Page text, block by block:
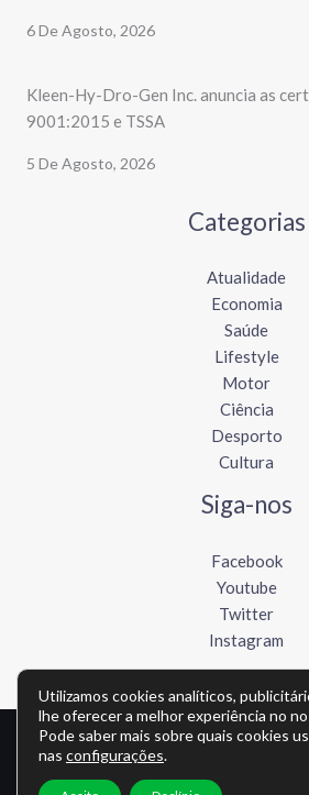
6 De Agosto, 2026
Kleen-Hy-Dro-Gen Inc. anuncia as
9001:2015 e TSSA
5 De Agosto, 2026
Categorias
Atualidade
Economia
Saúde
Lifestyle
Motor
Ciência
Desporto
Cultura
Siga-nos
Facebook
Youtube
Twitter
Instagram
Copyright © Todos os direitos
Utilizamos cookies analíticos,
lhe oferecer a melhor experiência no
Pode saber mais sobre quais cookies
nas configurações.